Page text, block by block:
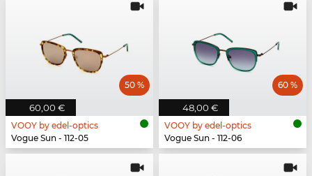
60,00 €
50 %
VOOY by edel-optics
Vogue Sun - 112-05
48,00 €
60 %
VOOY by edel-optics
Vogue Sun - 112-06